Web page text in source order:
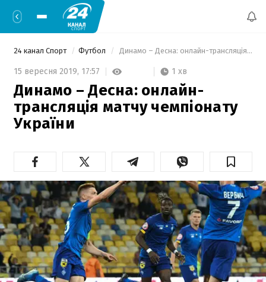
24 канал Спорт Футбол Динамо – Десна: онлайн-трансляція матчу чемпіонату України
15 вересня 2019, 17:57 1 хв
Динамо – Десна: онлайн-
трансляція матчу чемпіонату
України